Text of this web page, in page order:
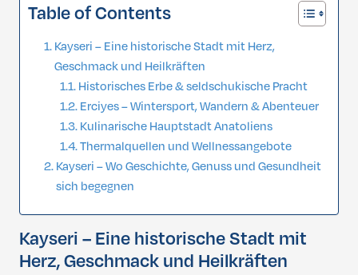
Table of Contents
Kayseri – Eine historische Stadt mit Herz,
Geschmack und Heilkräften
Historisches Erbe & seldschukische Pracht
Erciyes – Wintersport, Wandern & Abenteuer
Kulinarische Hauptstadt Anatoliens
Thermalquellen und Wellnessangebote
Kayseri – Wo Geschichte, Genuss und Gesundheit
sich begegnen
Kayseri – Eine historische Stadt mit
Herz, Geschmack und Heilkräften